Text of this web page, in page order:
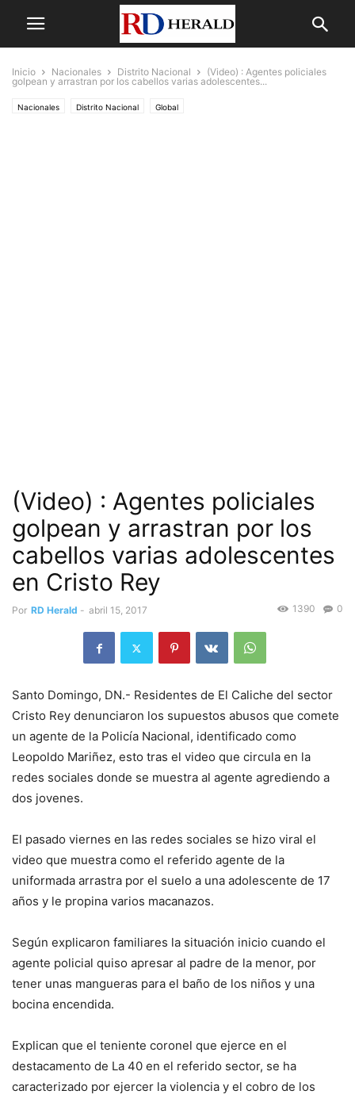
Inicio Nacionales Distrito Nacional
(Video) : Agentes policiales
golpean y arrastran por los cabellos varias adolescentes...
Nacionales Distrito Nacional Global
(Video) : Agentes policiales
golpean y arrastran por los
cabellos varias adolescentes
en Cristo Rey
Por RD Herald - abril 15, 2017 0
1390
Santo Domingo, DN.- Residentes de El Caliche del sector
Cristo Rey denunciaron los supuestos abusos que comete
un agente de la Policía Nacional, identificado como
Leopoldo Mariñez, esto tras el video que circula en la
redes sociales donde se muestra al agente agrediendo a
dos jovenes.
El pasado viernes en las redes sociales se hizo viral el
video que muestra como el referido agente de la
uniformada arrastra por el suelo a una adolescente de 17
años y le propina varios macanazos.
Según explicaron familiares la situación inicio cuando el
agente policial quiso apresar al padre de la menor, por
tener unas mangueras para el baño de los niños y una
bocina encendida.
Explican que el teniente coronel que ejerce en el
destacamento de La 40 en el referido sector, se ha
caracterizado por ejercer la violencia y el cobro de los